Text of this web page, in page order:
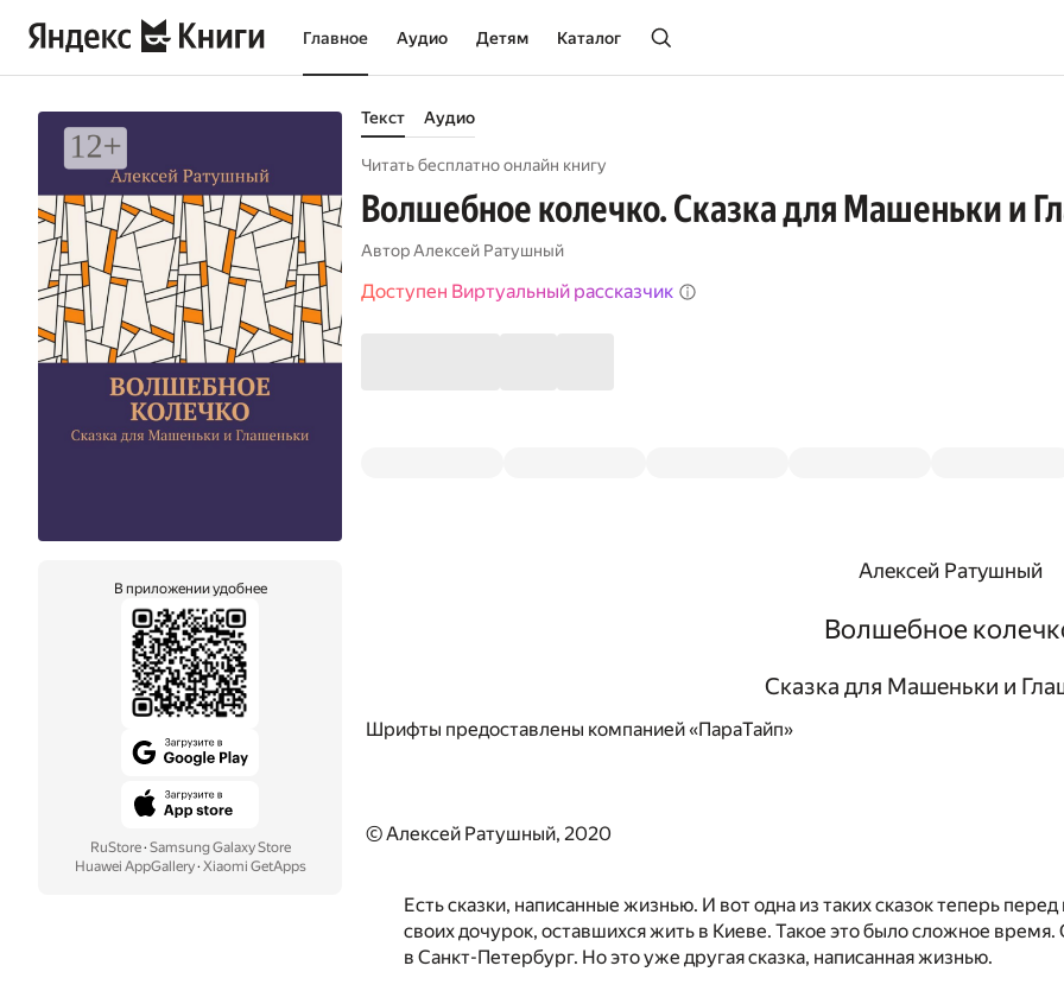
Главное Аудио Детям Каталог
В приложении удобнее
RuStore· Samsung Galaxy Store
Huawei AppGallery· Xiaomi GetApps
Текст Аудио
Читать бесплатно онлайн книгу
Волшебное колечко. Сказка для Машеньки и
АвторАлексей Ратушный
Доступен Виртуальный рассказчик
Алексей Ратушный
Волшебное
Сказка для Машеньки и
Шрифты предоставлены компанией «ПараТайп»
© Алексей Ратушный, 2020
Есть сказки, написанные жизнью. И вот одна из таких сказок теперь
своих дочурок, оставшихся жить в Киеве. Такое это было сложное
в Санкт-Петербург. Но это уже другая сказка, написанная жизнью.